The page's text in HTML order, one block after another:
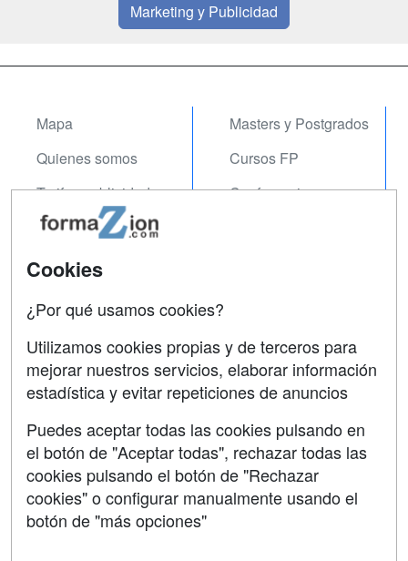
Marketing y Publicidad
Mapa
Quienes somos
Tarifas publicidad
Acceso Usuarios
Acceso Centros
Masters y Postgrados
Cursos FP
Conferencias
Contactar
Confidencialidad
Aviso legal
Copyleft
Cookies
¿Por qué usamos cookies?
Utilizamos cookies propias y de terceros para
mejorar nuestros servicios, elaborar información
estadística y evitar repeticiones de anuncios
Puedes aceptar todas las cookies pulsando en
el botón de "Aceptar todas", rechazar todas las
cookies pulsando el botón de "Rechazar
cookies" o configurar manualmente usando el
botón de "más opciones"